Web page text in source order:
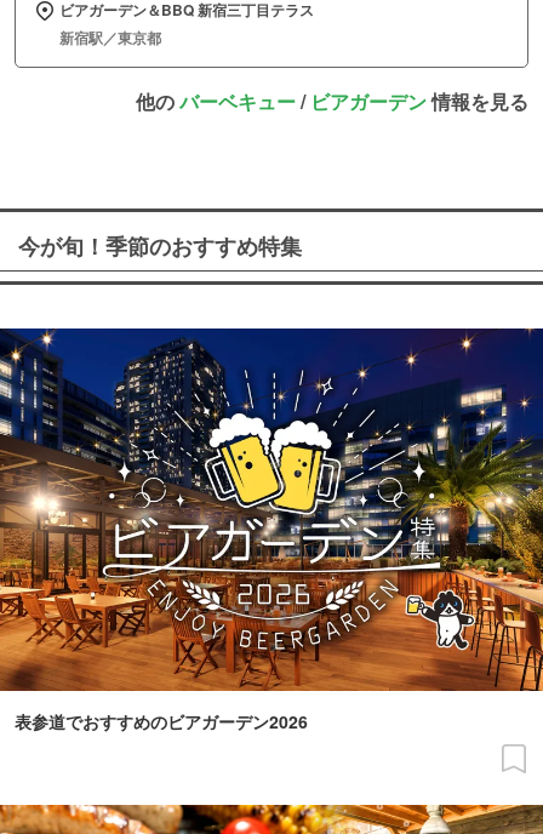
ビアガーデン＆BBQ 新宿三丁目テラス
新宿駅／東京都
他のバーベキュー/ ビアガーデン情報を見る
今が旬！季節のおすすめ特集
表参道でおすすめのビアガーデン2026